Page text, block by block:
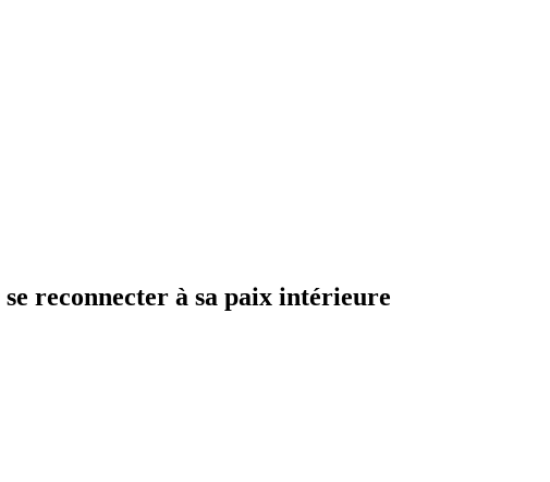
reconnecter à sa paix intérieure